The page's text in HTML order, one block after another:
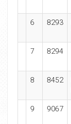
6 8293
7 8294
8 8452
9 9067